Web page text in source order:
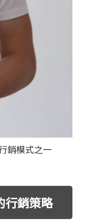
銷模式之一
行銷策略